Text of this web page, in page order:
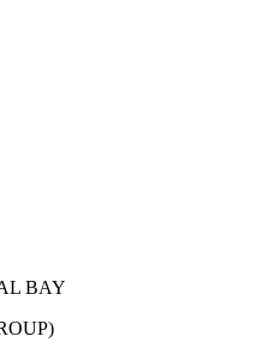
BAY